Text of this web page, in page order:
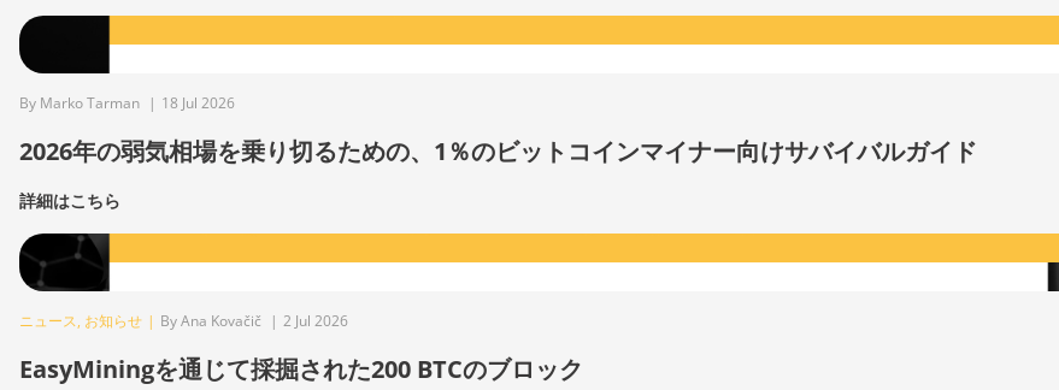
By Marko Tarman | 18 Jul 2026
2026年の弱気相場を乗り切るための、1％のビットコインマイナー向けサバイバルガイド
詳細はこちら
ニュース, お知らせ | By Ana Kovačič | 2 Jul 2026
EasyMiningを通じて採掘された200 BTCのブロック